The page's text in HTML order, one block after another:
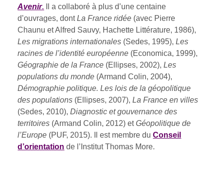
Avenir. Il a collaboré à plus d’une centaine
d’ouvrages, dontLa France ridée (avec Pierre
Chaunu et Alfred Sauvy, Hachette Littérature, 1986),
Les migrations internationales (Sedes, 1995),Les
racines de l’identité européenne (Economica, 1999),
Géographie de la France (Ellipses, 2002),Les
populations du monde (Armand Colin, 2004),
Démographie politique. Les lois de la géopolitique
des populations (Ellipses, 2007),La France en villes
(Sedes, 2010),Diagnostic et gouvernance des
territoires (Armand Colin, 2012) etGéopolitique de
l’Europe (PUF, 2015). Il est membre duConseil
d’orientation de l’Institut Thomas More.